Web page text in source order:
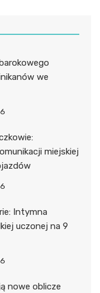
we
miejskiej
Intymna
uczonej na 9
nowe oblicze